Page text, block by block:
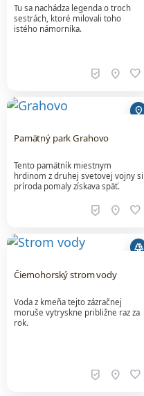
Tu sa nachádza legenda o troch
sestrách, ktoré milovali toho
istého námorníka.
beenhere location_on favorite
location_on
Pamätný park Grahovo
Tento pamätník miestnym
hrdinom z druhej svetovej vojny si
príroda pomaly získava späť.
beenhere location_on favorite
forest
Čiernohorský strom vody
Voda z kmeňa tejto zázračnej
moruše vytryskne približne raz za
rok.
beenhere location_on favorite